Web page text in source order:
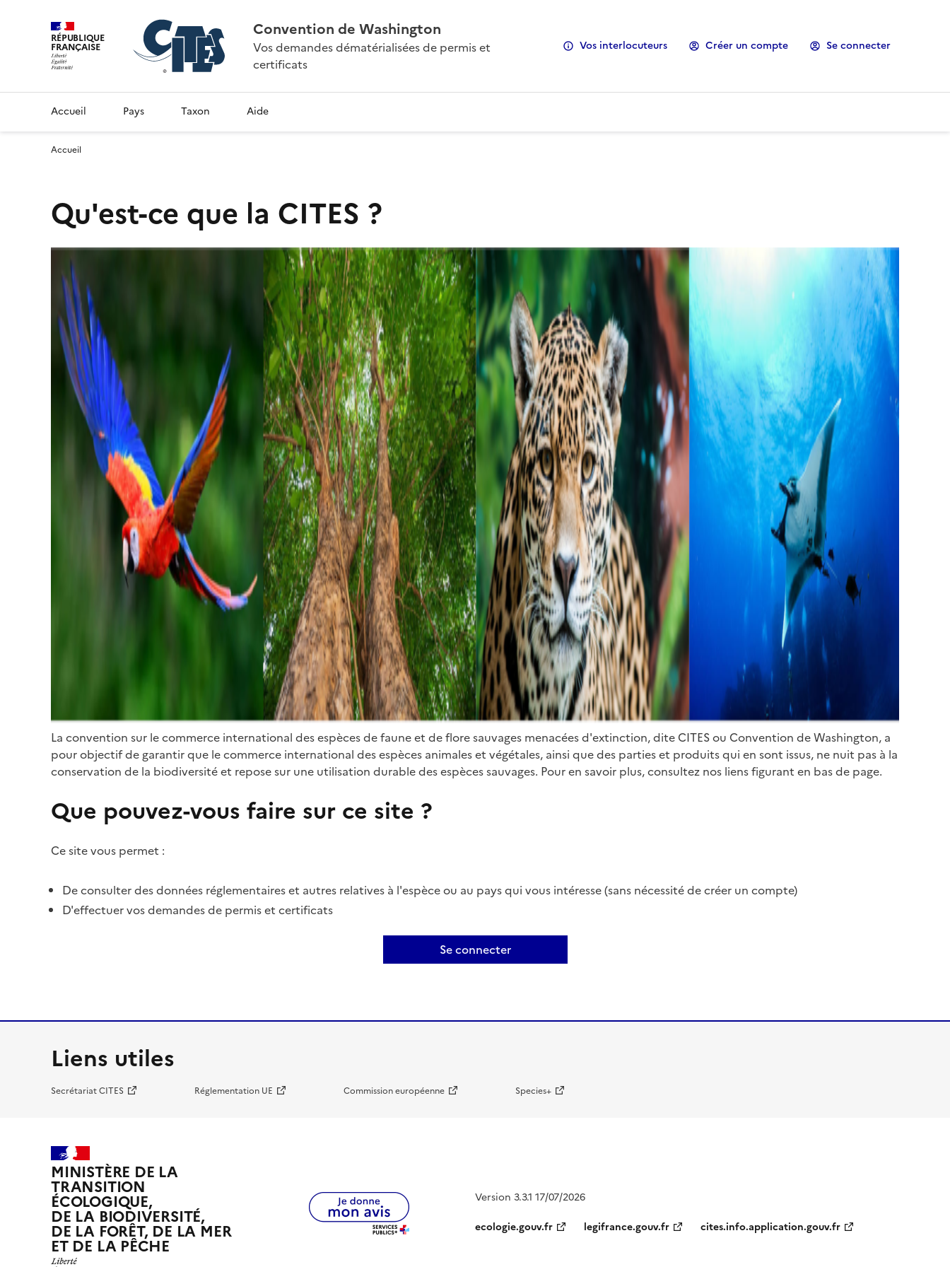
RÉPUBLIQUE
FRANÇAISE
Convention de Washington
Vos demandes dématérialisées de permis et
certificats
Vos interlocuteurs Créer un compte Se connecter
Accueil Pays Taxon Aide
Accueil
Qu'est-ce que la CITES ?
La convention sur le commerce international des espèces de faune et de flore sauvages menacées d'extinction, dite CITES ou Convention de Washington, a
pour objectif de garantir que le commerce international des espèces animales et végétales, ainsi que des parties et produits qui en sont issus, ne nuit pas à la
conservation de la biodiversité et repose sur une utilisation durable des espèces sauvages. Pour en savoir plus, consultez nos liens figurant en bas de page.
Que pouvez-vous faire sur ce site ?
Ce site vous permet :
De consulter des données réglementaires et autres relatives à l'espèce ou au pays qui vous intéresse (sans nécessité de créer un compte)
D'effectuer vos demandes de permis et certificats
Se connecter
Liens utiles
Secrétariat CITES Réglementation UE Commission européenne Species+
MINISTÈRE DE LA
TRANSITION
ÉCOLOGIQUE,
DE LA BIODIVERSITÉ,
DE LA FORÊT, DE LA MER
ET DE LA PÊCHE
Version 3.3.1 17/07/2026
ecologie.gouv.fr
legifrance.gouv.fr cites.info.application.gouv.fr